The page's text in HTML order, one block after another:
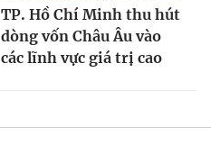
TP. Hồ Chí Minh thu hút
dòng vốn Châu Âu vào
các lĩnh vực giá trị cao